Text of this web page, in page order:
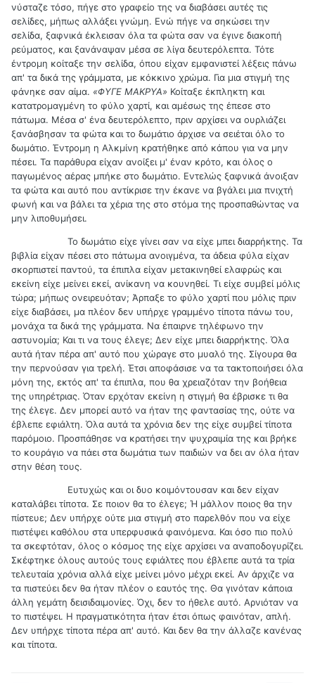
νύσταζε τόσο, πήγε στο γραφείο της να διαβάσει αυτές τις
σελίδες, μήπως αλλάξει γνώμη. Ενώ πήγε να σηκώσει την
σελίδα, ξαφνικά έκλεισαν όλα τα φώτα σαν να έγινε διακοπή
ρεύματος, και ξανάναψαν μέσα σε λίγα δευτερόλεπτα. Τότε
έντρομη κοίταξε την σελίδα, όπου είχαν εμφανιστεί λέξεις πάνω
απ' τα δικά της γράμματα, με κόκκινο χρώμα. Για μια στιγμή της
φάνηκε σαν αίμα. «ΦΥΓΕ ΜΑΚΡΥΑ» Κοίταξε έκπληκτη και
κατατρομαγμένη το φύλο χαρτί, και αμέσως της έπεσε στο
πάτωμα. Μέσα σ' ένα δευτερόλεπτο, πριν αρχίσει να ουρλιάζει
ξανάσβησαν τα φώτα και το δωμάτιο άρχισε να σειέται όλο το
δωμάτιο. Έντρομη η Αλκμίνη κρατήθηκε από κάπου για να μην
πέσει. Τα παράθυρα είχαν ανοίξει μ' έναν κρότο, και όλος ο
παγωμένος αέρας μπήκε στο δωμάτιο. Εντελώς ξαφνικά άνοιξαν
τα φώτα και αυτό που αντίκρισε την έκανε να βγάλει μια πνιχτή
φωνή και να βάλει τα χέρια της στο στόμα της προσπαθώντας να
μην λιποθυμήσει.
Το δωμάτιο είχε γίνει σαν να είχε μπει διαρρήκτης. Τα
βιβλία είχαν πέσει στο πάτωμα ανοιγμένα, τα άδεια φύλα είχαν
σκορπιστεί παντού, τα έπιπλα είχαν μετακινηθεί ελαφρώς και
εκείνη είχε μείνει εκεί, ανίκανη να κουνηθεί. Τι είχε συμβεί μόλις
τώρα; μήπως ονειρευόταν; Άρπαξε το φύλο χαρτί που μόλις πριν
είχε διαβάσει, μα πλέον δεν υπήρχε γραμμένο τίποτα πάνω του,
μονάχα τα δικά της γράμματα. Να έπαιρνε τηλέφωνο την
αστυνομία; Και τι να τους έλεγε; Δεν είχε μπει διαρρήκτης. Όλα
αυτά ήταν πέρα απ' αυτό που χώραγε στο μυαλό της. Σίγουρα θα
την περνούσαν για τρελή. Έτσι αποφάσισε να τα τακτοποιήσει όλα
μόνη της, εκτός απ' τα έπιπλα, που θα χρειαζόταν την βοήθεια
της υπηρέτριας. Όταν ερχόταν εκείνη η στιγμή θα έβρισκε τι θα
της έλεγε. Δεν μπορεί αυτό να ήταν της φαντασίας της, ούτε να
έβλεπε εφιάλτη. Όλα αυτά τα χρόνια δεν της είχε συμβεί τίποτα
παρόμοιο. Προσπάθησε να κρατήσει την ψυχραιμία της και βρήκε
το κουράγιο να πάει στα δωμάτια των παιδιών να δει αν όλα ήταν
στην θέση τους.
Ευτυχώς και οι δυο κοιμόντουσαν και δεν είχαν
καταλάβει τίποτα. Σε ποιον θα το έλεγε; Ή μάλλον ποιος θα την
πίστευε; Δεν υπήρχε ούτε μια στιγμή στο παρελθόν που να είχε
πιστέψει καθόλου στα υπερφυσικά φαινόμενα. Και όσο πιο πολύ
τα σκεφτόταν, όλος ο κόσμος της είχε αρχίσει να αναποδογυρίζει.
Σκέφτηκε όλους αυτούς τους εφιάλτες που έβλεπε αυτά τα τρία
τελευταία χρόνια αλλά είχε μείνει μόνο μέχρι εκεί. Αν άρχιζε να
τα πιστεύει δεν θα ήταν πλέον ο εαυτός της. Θα γινόταν κάποια
άλλη γεμάτη δεισιδαιμονίες. Όχι, δεν το ήθελε αυτό. Αρνιόταν να
το πιστέψει. Η πραγματικότητα ήταν έτσι όπως φαινόταν, απλή.
Δεν υπήρχε τίποτα πέρα απ' αυτό. Και δεν θα την άλλαζε κανένας
και τίποτα.